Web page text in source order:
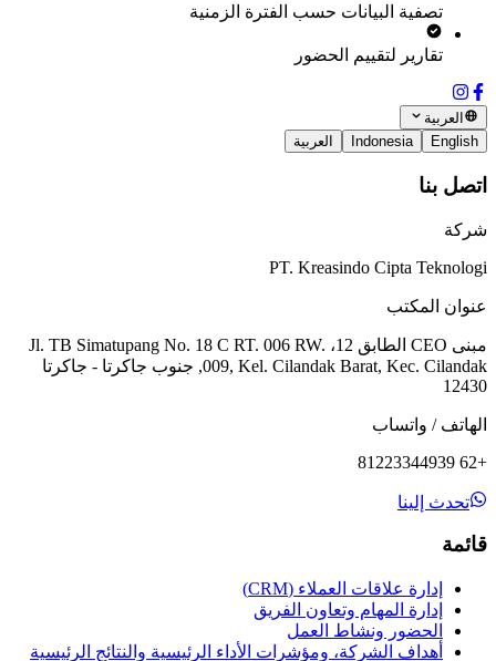
تصفية البيانات حسب الفترة الزمنية
تقارير لتقييم الحضور
العربية
English
Indonesia العربية
اتصل بنا
شركة
PT. Kreasindo Cipta Teknologi
عنوان المكتب
مبنى CEO الطابق 12، Jl. TB Simatupang No. 18 C RT. 006 RW.
009, Kel. Cilandak Barat, Kec. Cilandak, جنوب جاكرتا - جاكرتا
12430
الهاتف / واتساب
+62 81223344939
تحدث إلينا
قائمة
إدارة علاقات العملاء (CRM)
إدارة المهام وتعاون الفريق
الحضور ونشاط العمل
أهداف الشركة، ومؤشرات الأداء الرئيسية والنتائج الرئيسية